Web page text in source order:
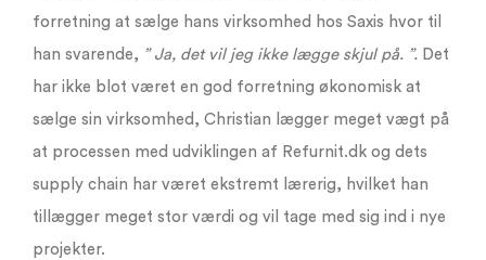
forretning at sælge hans virksomhed hos Saxis hvor til
han svarende, ” Ja, det vil jeg ikke lægge skjul på. ”. Det
har ikke blot været en god forretning økonomisk at
sælge sin virksomhed, Christian lægger meget vægt på
at processen med udviklingen af Refurnit.dk og dets
supply chain har været ekstremt lærerig, hvilket han
tillægger meget stor værdi og vil tage med sig ind i nye
projekter.